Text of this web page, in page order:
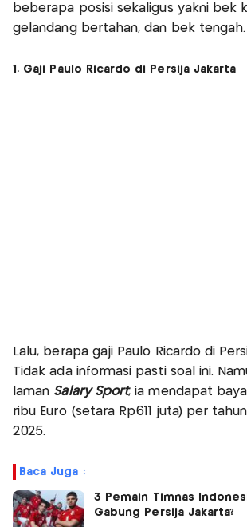
beberapa posisi sekaligus yakni bek
gelandang bertahan, dan bek tengah.
1. Gaji Paulo Ricardo di Persija Jakarta
Lalu, berapa gaji Paulo Ricardo di
Tidak ada informasi pasti soal ini.
laman Salary Sport, ia mendapat
ribu Euro (setara Rp611 juta) per
2025.
Baca Juga :
3 Pemain Timnas
Gabung Persija Jakarta?